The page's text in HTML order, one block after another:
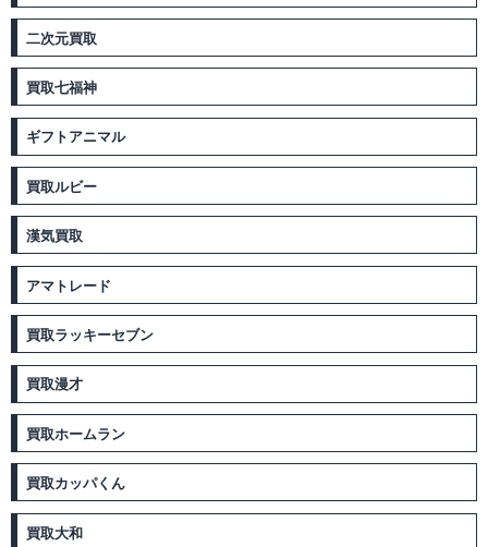
二次元買取
買取七福神
ギフトアニマル
買取ルビー
漢気買取
アマトレード
買取ラッキーセブン
買取漫才
買取ホームラン
買取カッパくん
買取大和